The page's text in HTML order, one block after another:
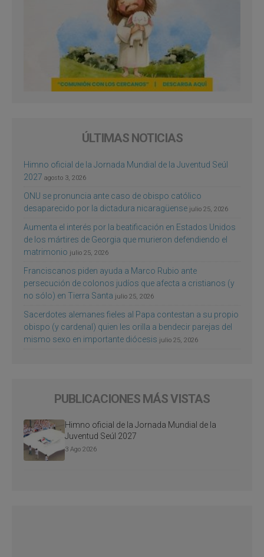
ÚLTIMAS NOTICIAS
Himno oficial de la Jornada Mundial de la Juventud Seúl
2027 agosto 3, 2026
ONU se pronuncia ante caso de obispo católico
desaparecido por la dictadura nicaragüense julio 25, 2026
Aumenta el interés por la beatificación en Estados Unidos
de los mártires de Georgia que murieron defendiendo el
matrimonio julio 25, 2026
Franciscanos piden ayuda a Marco Rubio ante
persecución de colonos judíos que afecta a cristianos (y
no sólo) en Tierra Santa julio 25, 2026
Sacerdotes alemanes fieles al Papa contestan a su propio
obispo (y cardenal) quien les orilla a bendecir parejas del
mismo sexo en importante diócesis julio 25, 2026
PUBLICACIONES MÁS VISTAS
Himno oficial de la Jornada Mundial de la
Juventud Seúl 2027
3 Ago 2026